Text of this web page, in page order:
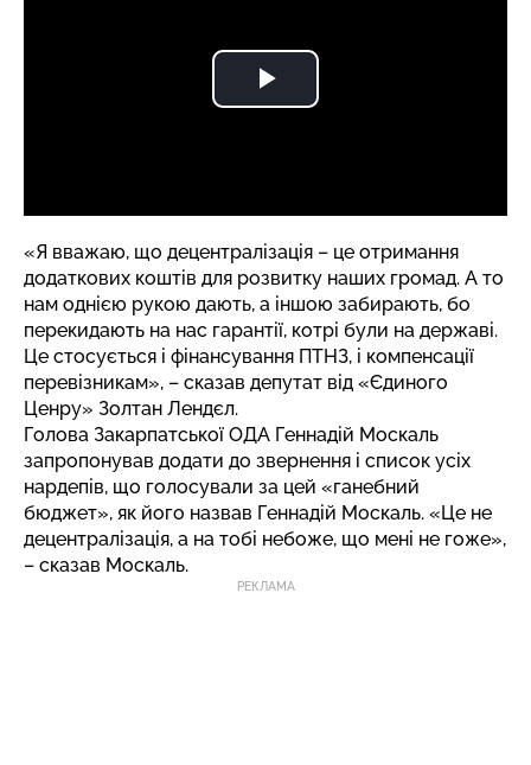
«Я вважаю, що децентралізація – це отримання
додаткових коштів для розвитку наших громад. А то
нам однією рукою дають, а іншою забирають, бо
перекидають на нас гарантії, котрі були на державі.
Це стосується і фінансування ПТНЗ, і компенсації
перевізникам», – сказав депутат від «Єдиного
Ценру» Золтан Лендєл.
Голова Закарпатської ОДА Геннадій Москаль
запропонував додати до звернення і список усіх
нардепів, що голосували за цей «ганебний
бюджет», як його назвав Геннадій Москаль. «Це не
децентралізація, а на тобі небоже, що мені не гоже»,
– сказав Москаль.
РЕКЛАМА